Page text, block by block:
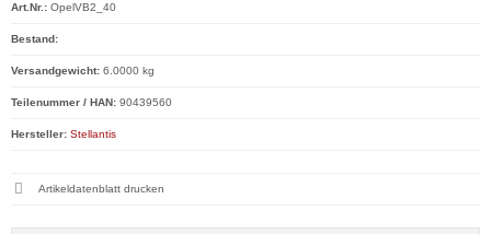
Art.Nr.: OpelVB2_40
Bestand:
Versandgewicht: 6.0000 kg
Teilenummer / HAN: 90439560
Hersteller: Stellantis
Artikeldatenblatt drucken